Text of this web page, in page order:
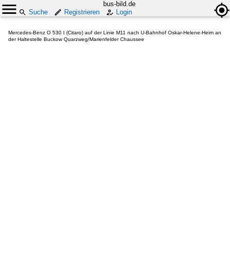
bus-bild.de
Suche
Registrieren Login
Mercedes-Benz O 530 I (Citaro) auf der Linie M11 nach U-Bahnhof Oskar-Helene-Heim an
der Haltestelle Buckow Quarzweg/Marienfelder Chaussee